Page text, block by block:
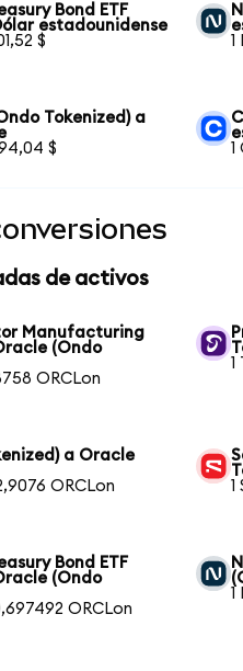
Bond ETF
estadounidense
$
1
Tokenized) a
$
1
de activos
Manufacturing
(Ondo
ORCLon
1
a Oracle
ORCLon
1
Bond ETF
(Ondo
ORCLon
1